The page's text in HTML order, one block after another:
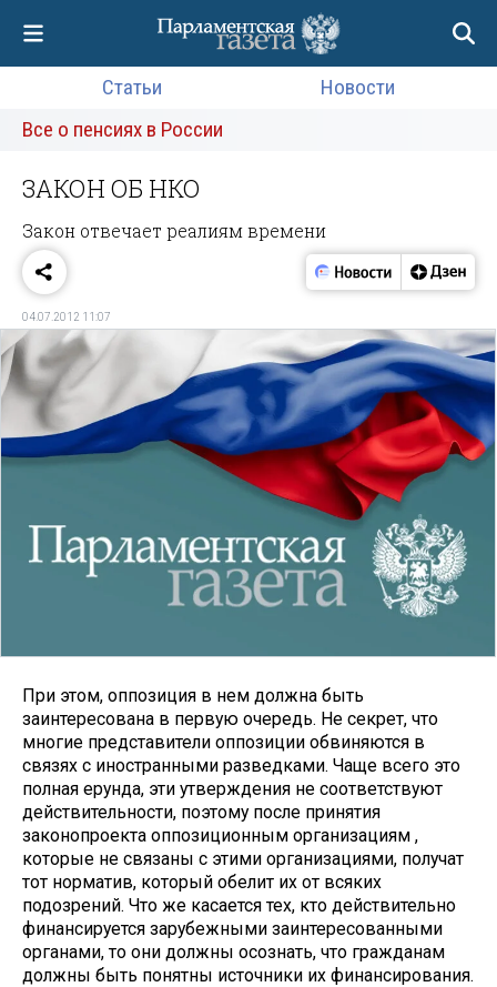
Статьи
Новости
Все о пенсиях в России
ЗАКОН ОБ НКО
Закон отвечает реалиям времени
04.07.2012 11:07
При этом, оппозиция в нем должна быть
заинтересована в первую очередь. Не секрет, что
многие представители оппозиции обвиняются в
связях с иностранными разведками. Чаще всего это
полная ерунда, эти утверждения не соответствуют
действительности, поэтому после принятия
законопроекта оппозиционным организациям ,
которые не связаны с этими организациями, получат
тот норматив, который обелит их от всяких
подозрений. Что же касается тех, кто действительно
финансируется зарубежными заинтересованными
органами, то они должны осознать, что гражданам
должны быть понятны источники их финансирования.